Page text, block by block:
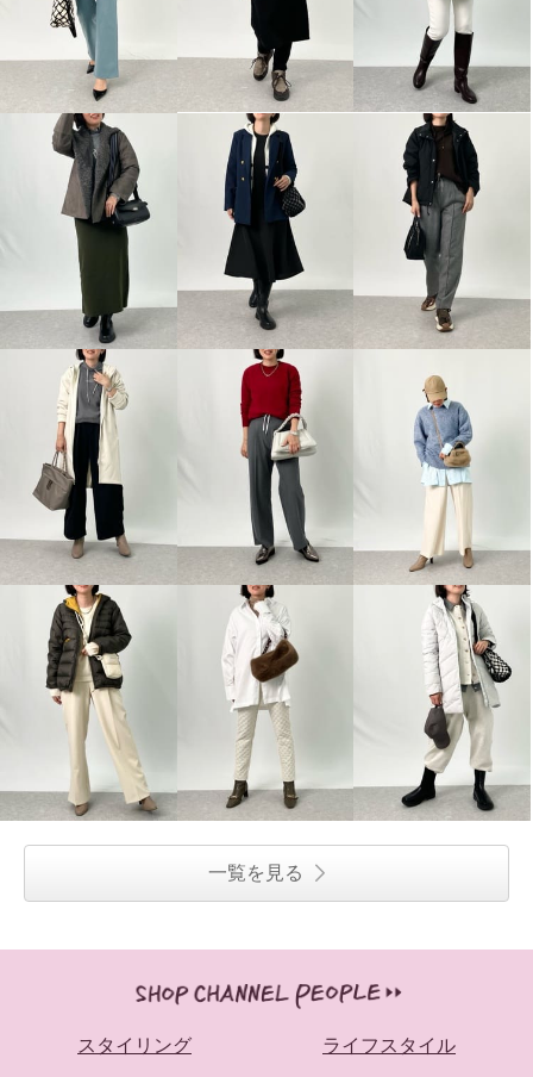
ブソラ 山羊革 ボリュームソール
美サンダル
タマミ ワタナベ ワイドパンツ
“サニーブールバード”
一覧を見る
スタイリング ライフスタイル